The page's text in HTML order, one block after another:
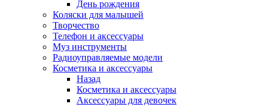
День рождения
Коляски для малышей
Творчество
Телефон и аксессуары
Муз инструменты
Радиоуправляемые модели
Косметика и аксессуары
Назад
Косметика и аксессуары
Аксессуары для девочек